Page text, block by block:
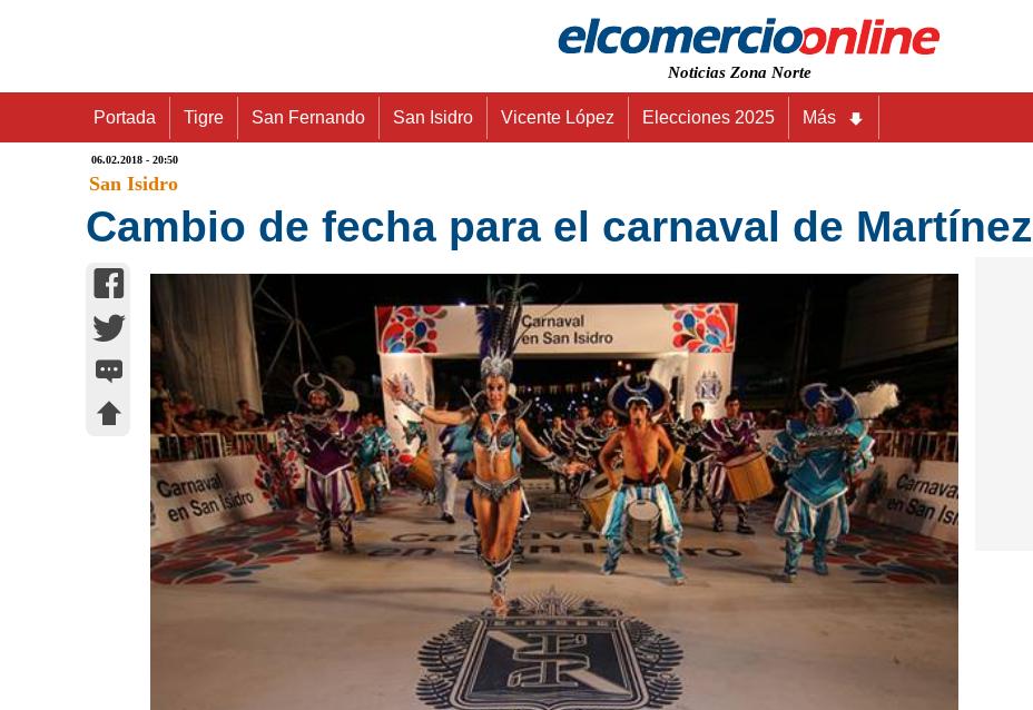
Noticias Zona Norte
Portada Tigre San Fernando San Isidro Vicente López Elecciones 2025 Más
06.02.2018 - 20:50
San Isidro
Cambio de fecha para el carnaval de Martínez